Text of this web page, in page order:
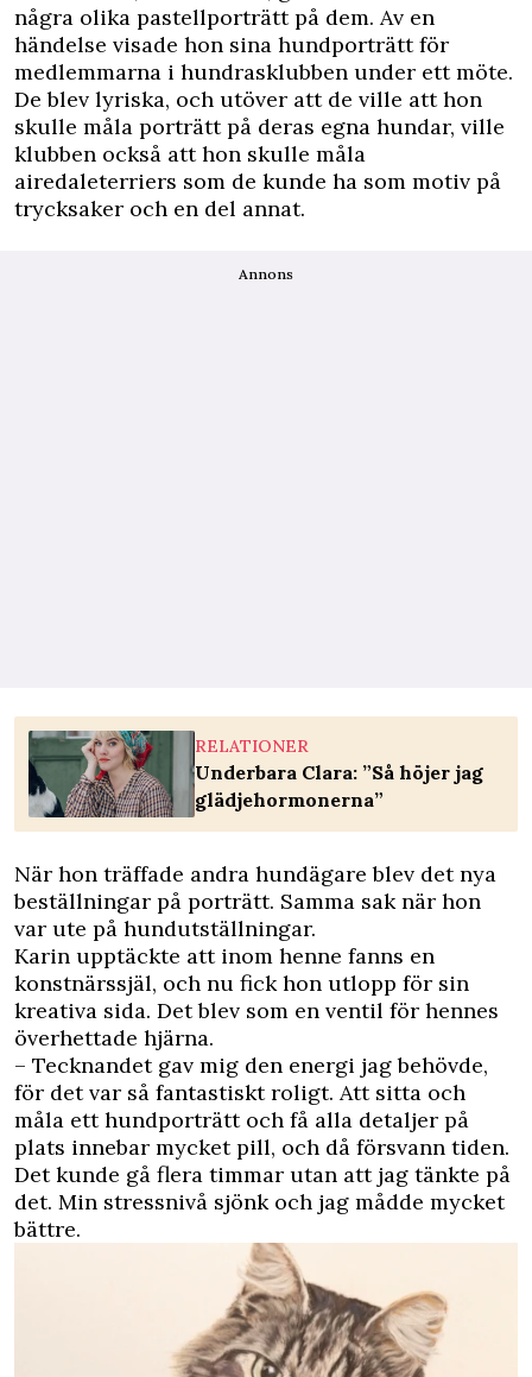
några olika pastellporträtt på dem. Av en
händelse visade hon sina hundporträtt för
medlemmarna i hundrasklubben under ett möte.
De blev lyriska, och utöver att de ville att hon
skulle måla porträtt på deras egna hundar, ville
klubben också att hon skulle måla
airedaleterriers som de kunde ha som motiv på
trycksaker och en del annat.
Annons
RELATIONER
Underbara Clara: ”Så höjer jag
glädjehormonerna”
När hon träffade andra hundägare blev det nya
beställningar på porträtt. Samma sak när hon
var ute på hundutställningar.
Karin upptäckte att inom henne fanns en
konstnärssjäl, och nu fick hon utlopp för sin
kreativa sida. Det blev som en ventil för hennes
över­hettade hjärna.
– Tecknandet gav mig den energi jag behövde,
för det var så fantastiskt roligt. Att sitta och
måla ett hundporträtt och få alla detaljer på
plats innebar mycket pill, och då försvann tiden.
Det kunde gå flera timmar utan att jag tänkte på
det. Min stressnivå sjönk och jag mådde mycket
bättre.